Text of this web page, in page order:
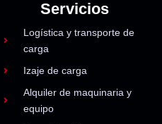
Servicios
Logística y transporte de
carga
Izaje de carga
Alquiler de maquinaria y
equipo